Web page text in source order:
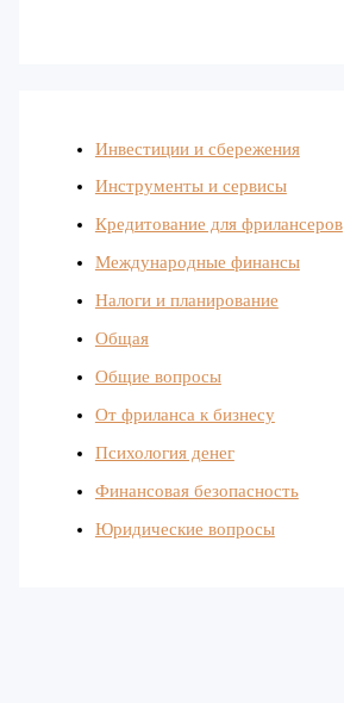
Инвестиции и сбережения
Инструменты и сервисы
Кредитование для фрилансеров
Международные финансы
Налоги и планирование
Общая
Общие вопросы
От фриланса к бизнесу
Психология денег
Финансовая безопасность
Юридические вопросы